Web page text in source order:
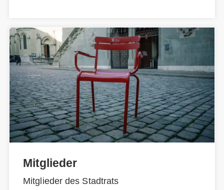
Mitglieder
Mitglieder des Stadtrats